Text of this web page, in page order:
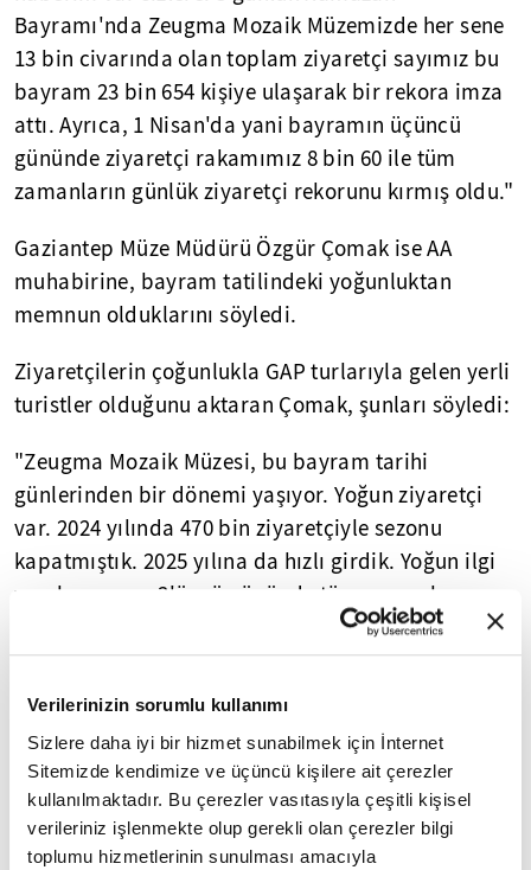
Verilerinizin sorumlu kullanımı
Sizlere daha iyi bir hizmet sunabilmek için İnternet
Sitemizde kendimize ve üçüncü kişilere ait çerezler
kullanılmaktadır. Bu çerezler vasıtasıyla çeşitli kişisel
verileriniz işlenmekte olup gerekli olan çerezler bilgi
toplumu hizmetlerinin sunulması amacıyla
Bayramı'nda Zeugma Mozaik Müzemizde her sene
13 bin civarında olan toplam ziyaretçi sayımız bu
bayram 23 bin 654 kişiye ulaşarak bir rekora imza
attı. Ayrıca, 1 Nisan'da yani bayramın üçüncü
gününde ziyaretçi rakamımız 8 bin 60 ile tüm
zamanların günlük ziyaretçi rekorunu kırmış oldu."
Gaziantep Müze Müdürü Özgür Çomak ise AA
muhabirine, bayram tatilindeki yoğunluktan
memnun olduklarını söyledi.
Ziyaretçilerin çoğunlukla GAP turlarıyla gelen yerli
turistler olduğunu aktaran Çomak, şunları söyledi:
"Zeugma Mozaik Müzesi, bu bayram tarihi
günlerinden bir dönemi yaşıyor. Yoğun ziyaretçi
var. 2024 yılında 470 bin ziyaretçiyle sezonu
kapatmıştık. 2025 yılına da hızlı girdik. Yoğun ilgi
var, bayramın 3'üncü gününde tüm zamanların
günlük ziyaretçi rekorunu kırdık. 2025 yılında
sadece Ramazan Bayramı'nda 24 binli rakamlara
yaklaştık. 9 günlük tatil devam ediyor. Özellikle
pazar günüyle birlikte 9 günlük rakamların da
tarihin en yüksek rakamı olmasını bekliyoruz."
Ziyaretçilerden Fikret Saim Çetin, güzel anı
biriktirmek içinİzmir'den buraya geldiklerini